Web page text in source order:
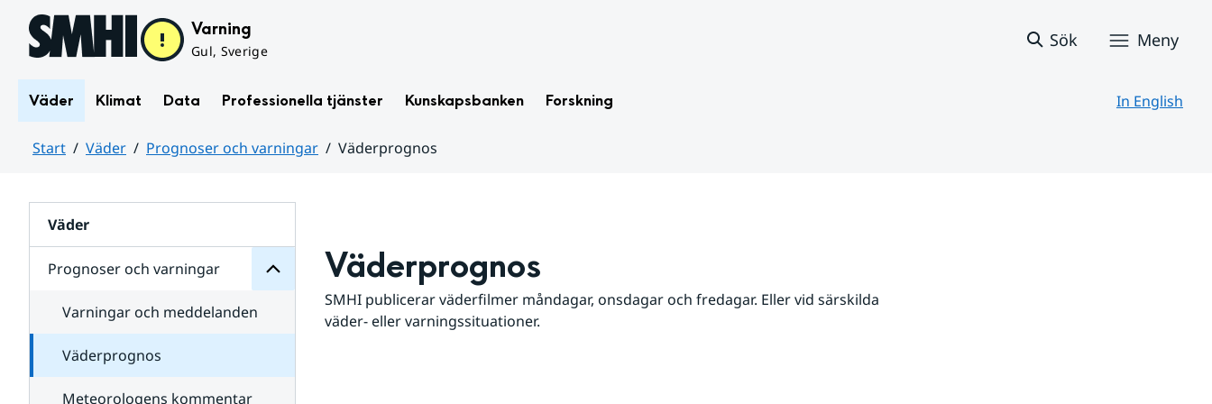
Hoppa till sidans innehåll Varning
Gul, Sverige
Sök Meny
Väder Klimat Data Professionella tjänster Kunskapsbanken Forskning In English
Start Väder Prognoser och varningar
Väderprognos
Väder
Prognoser och varningar
för
varningar
Varningar och meddelanden
Väderprognos
Meteorologens kommentar
Väderprognos
SMHI publicerar väderfilmer måndagar, onsdagar och fredagar. Eller vid särskilda
väder- eller varningssituationer.